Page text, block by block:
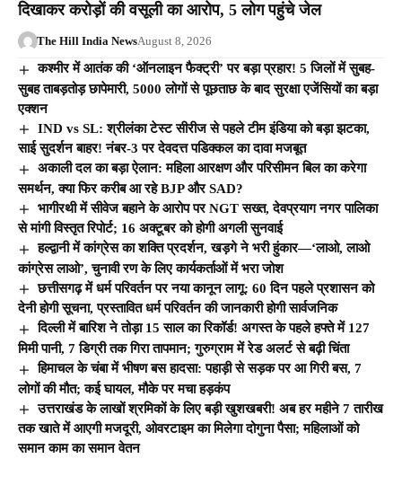
दिखाकर करोड़ों की वसूली का आरोप, 5 लोग पहुंचे जेल
The Hill India NewsAugust 8, 2026
कश्मीर में आतंक की ‘ऑनलाइन फैक्ट्री’ पर बड़ा प्रहार! 5 जिलों में सुबह-
सुबह ताबड़तोड़ छापेमारी, 5000 लोगों से पूछताछ के बाद सुरक्षा एजेंसियों का बड़ा
एक्शन
IND vs SL: श्रीलंका टेस्ट सीरीज से पहले टीम इंडिया को बड़ा झटका,
साई सुदर्शन बाहर! नंबर-3 पर देवदत्त पडिक्कल का दावा मजबूत
अकाली दल का बड़ा ऐलान: महिला आरक्षण और परिसीमन बिल का करेगा
समर्थन, क्या फिर करीब आ रहे BJP और SAD?
भागीरथी में सीवेज बहाने के आरोप पर NGT सख्त, देवप्रयाग नगर पालिका
से मांगी विस्तृत रिपोर्ट; 16 अक्टूबर को होगी अगली सुनवाई
हल्द्वानी में कांग्रेस का शक्ति प्रदर्शन, खड़गे ने भरी हुंकार—‘लाओ, लाओ
कांग्रेस लाओ’, चुनावी रण के लिए कार्यकर्ताओं में भरा जोश
छत्तीसगढ़ में धर्म परिवर्तन पर नया कानून लागू: 60 दिन पहले प्रशासन को
देनी होगी सूचना, प्रस्तावित धर्म परिवर्तन की जानकारी होगी सार्वजनिक
दिल्ली में बारिश ने तोड़ा 15 साल का रिकॉर्ड! अगस्त के पहले हफ्ते में 127
मिमी पानी, 7 डिग्री तक गिरा तापमान; गुरुग्राम में रेड अलर्ट से बढ़ी चिंता
हिमाचल के चंबा में भीषण बस हादसा: पहाड़ी से सड़क पर आ गिरी बस, 7
लोगों की मौत; कई घायल, मौके पर मचा हड़कंप
उत्तराखंड के लाखों श्रमिकों के लिए बड़ी खुशखबरी! अब हर महीने 7 तारीख
तक खाते में आएगी मजदूरी, ओवरटाइम का मिलेगा दोगुना पैसा; महिलाओं को
समान काम का समान वेतन